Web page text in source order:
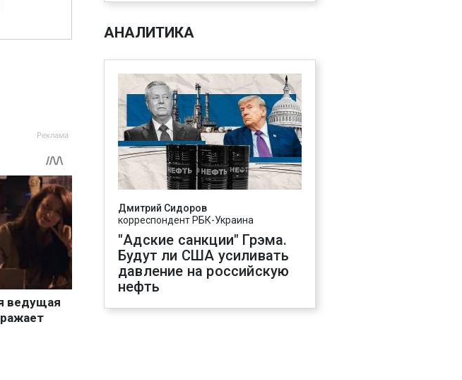
АНАЛИТИКА
Дмитрий Сидоров
корреспондент РБК-Украина
"Адские санкции" Грэма.
Будут ли США усиливать
давление на российскую
нефть